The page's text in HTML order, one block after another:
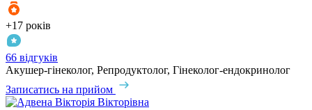
+17 років
66 відгуків
Акушер-гінеколог, Репродуктолог, Гінеколог-ендокринолог
Записатись на прийом